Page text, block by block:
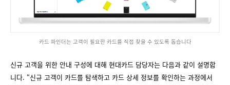
카드 파인더는 고객이 필요한 카드를 직접 찾을 수 있도록 돕습니다
신규 고객을 위한 안내 구성에 대해 현대카드 담당자는 다음과 같이 설명합
니다. “신규 고객이 카드를 탐색하고 카드 상세 정보를 확인하는 과정에서